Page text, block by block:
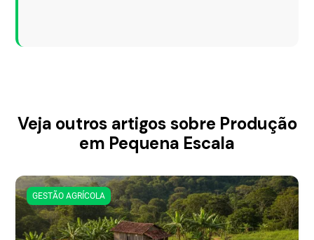
Veja outros artigos sobre Produção
em Pequena Escala
GESTÃO AGRÍCOLA